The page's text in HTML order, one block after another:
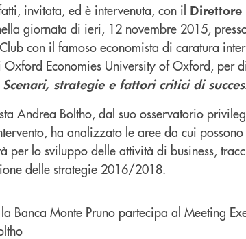
invitata, ed è intervenuta, con il Direttore
giornata di ieri, 12 novembre 2015,
con il famoso economista di caratura
Economies University of Oxford, per
strategie e fattori critici di
Andrea Boltho, dal suo osservatorio
ha analizzato le aree da cui
per lo sviluppo delle attività di business,
delle strategie 2016/2018.